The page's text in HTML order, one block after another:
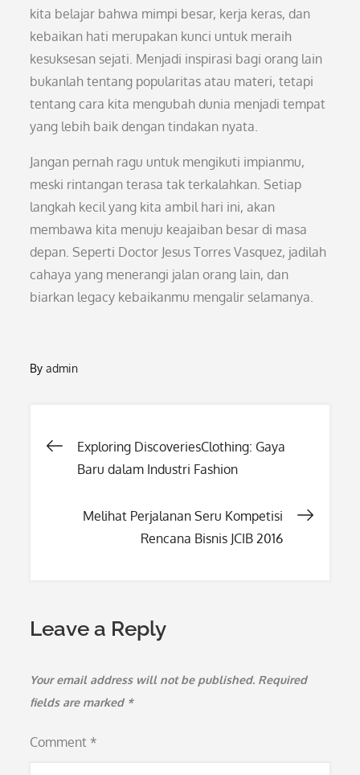
kita belajar bahwa mimpi besar, kerja keras, dan
kebaikan hati merupakan kunci untuk meraih
kesuksesan sejati. Menjadi inspirasi bagi orang lain
bukanlah tentang popularitas atau materi, tetapi
tentang cara kita mengubah dunia menjadi tempat
yang lebih baik dengan tindakan nyata.
Jangan pernah ragu untuk mengikuti impianmu,
meski rintangan terasa tak terkalahkan. Setiap
langkah kecil yang kita ambil hari ini, akan
membawa kita menuju keajaiban besar di masa
depan. Seperti Doctor Jesus Torres Vasquez, jadilah
cahaya yang menerangi jalan orang lain, dan
biarkan legacy kebaikanmu mengalir selamanya.
Byadmin
Post
Exploring DiscoveriesClothing: Gaya
Baru dalam Industri Fashion
Melihat Perjalanan Seru Kompetisi
Rencana Bisnis JCIB 2016
Leave a Reply
Your email address will not be published. Required
fields are marked *
Comment *